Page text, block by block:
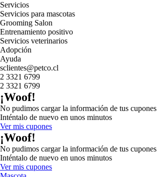
Servicios
Servicios para mascotas
Grooming Salon
Entrenamiento positivo
Servicios veterinarios
Adopción
Ayuda
sclientes@petco.cl
2 3321 6799
2 3321 6799
¡Woof!
No pudimos cargar la información de tus cupones
Inténtalo de nuevo en unos minutos
Ver mis cupones
¡Woof!
No pudimos cargar la información de tus cupones
Inténtalo de nuevo en unos minutos
Ver mis cupones